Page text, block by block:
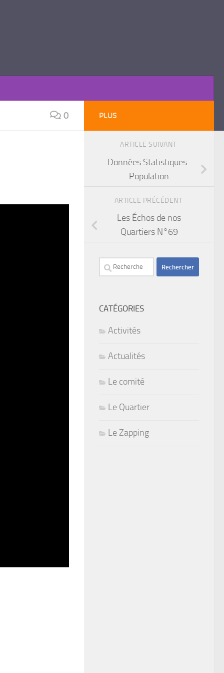
0 PLUS
ARTICLE SUIVANT
Données Statistiques :
Population
ARTICLE PRÉCÉDENT
Les Échos de nos
Quartiers N°69
Rechercher :
CATÉGORIES
Activités
Actualités
Le comité
Le Quartier
Le Zapping